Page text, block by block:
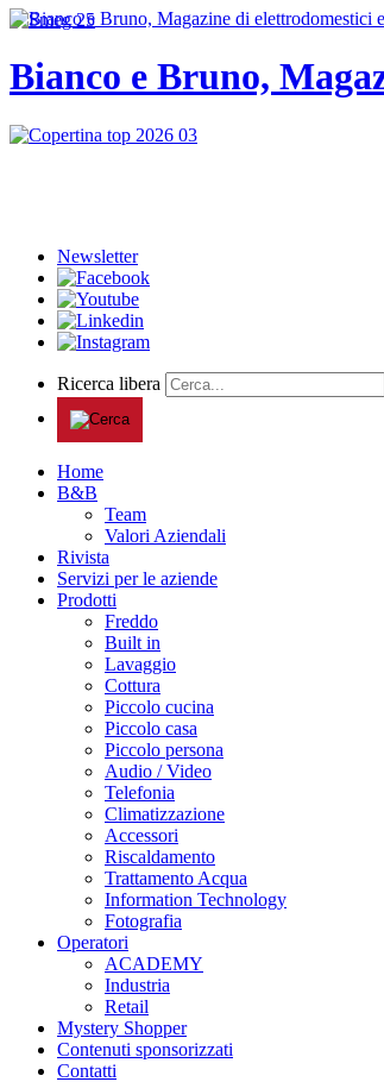
Bianco e Bruno,
Newsletter
Ricerca libera
Home
B&B
Team
Valori Aziendali
Rivista
Servizi per le aziende
Prodotti
Freddo
Built in
Lavaggio
Cottura
Piccolo cucina
Piccolo casa
Piccolo persona
Audio / Video
Telefonia
Climatizzazione
Accessori
Riscaldamento
Trattamento Acqua
Information Technology
Fotografia
Operatori
ACADEMY
Industria
Retail
Mystery Shopper
Contenuti sponsorizzati
Contatti